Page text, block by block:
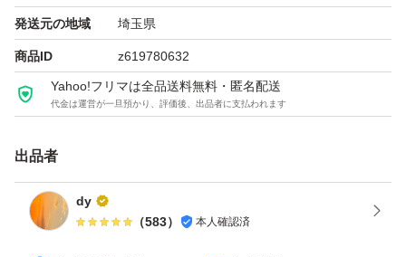
発送元の地域 埼玉県
商品ID z619780632
Yahoo!フリマは全品送料無料・匿名配送
代金は運営が一旦預かり、評価後、出品者に支払われます
出品者
dy
（583） 本人確認済